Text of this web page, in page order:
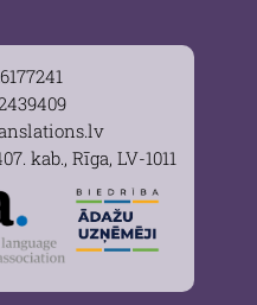
kab., Rīga, LV-1011